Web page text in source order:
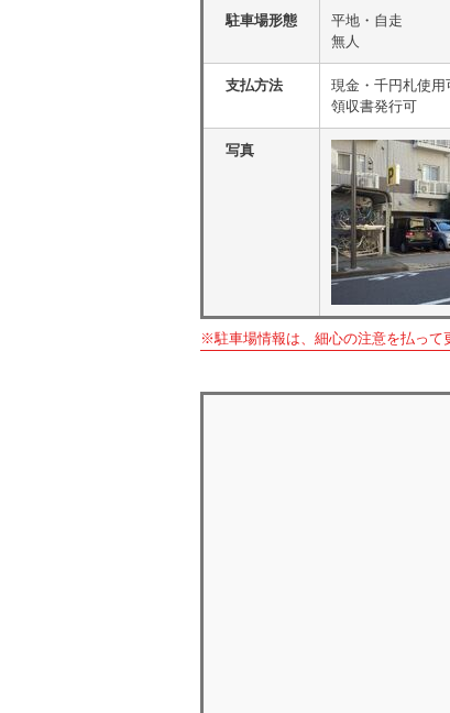
駐車場形態
平地・自走
無人
支払方法
現金・千円札使用
領収書発行可
写真
※駐車場情報は、細心の注意を払って